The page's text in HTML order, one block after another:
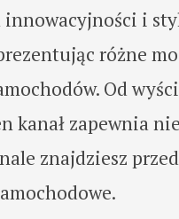
innowacyjności i
różne
Od
kanał zapewnia
znajdziesz